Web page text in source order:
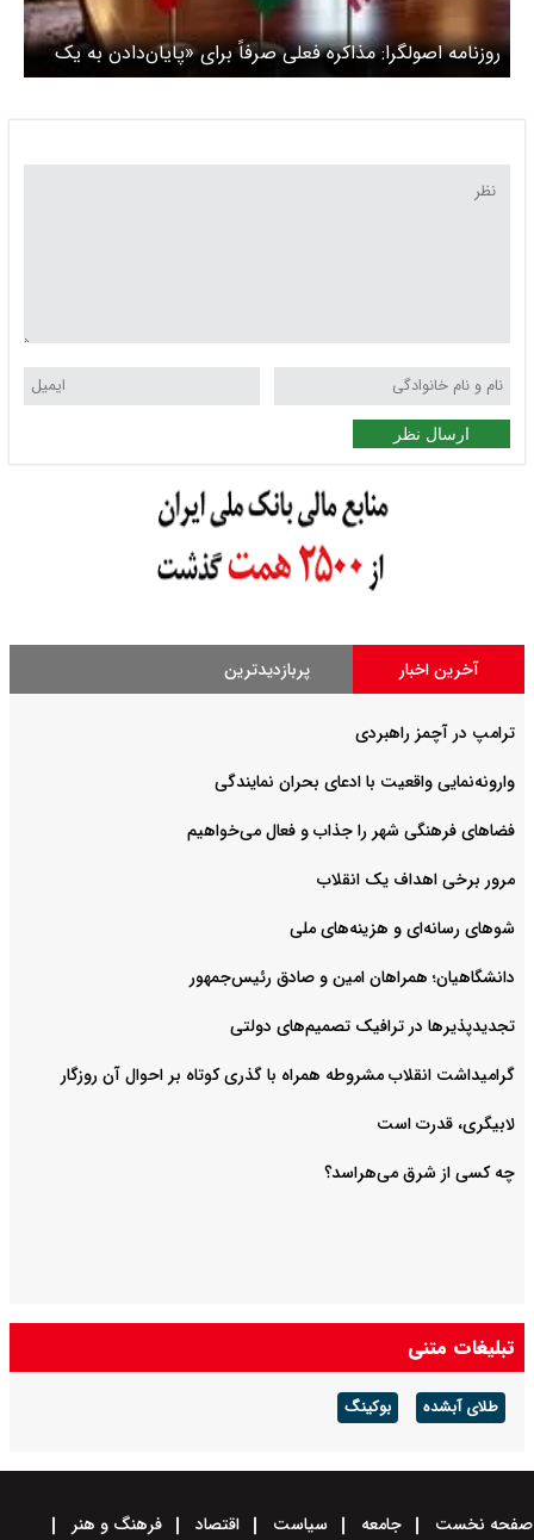
روزنامه اصولگرا: مذاکره فعلی صرفاً برای «پایان‌دادن به یک
جنگ» است
ارسال نظر
آخرین اخبار پربازدیدترین
ترامپ در آچمز راهبردی
وارونه‌نمایی واقعیت با ادعای بحران نمایندگی
فضا‌های فرهنگی شهر را جذاب و فعال می‌‌خواهیم
مرور برخی اهداف یک انقلاب
شوهای رسانه‌ای و هزینه‌های ملی
دانشگاهیان؛ همراهان امین و صادق رئیس‌جمهور
تجدیدپذیرها در ترافیک تصمیم‌های دولتی
گرامیداشت انقلاب مشروطه همراه با گذری کوتاه بر احوال آن روزگار
لابیگری، قدرت است
چه کسی از شرق می‌هراسد؟
تبلیغات متنی
طلای آبشده بوکینگ
صفحه نخست جامعه سیاست اقتصاد فرهنگ و هنر